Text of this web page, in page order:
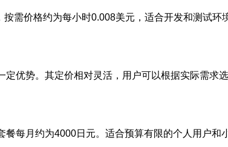
需价格约为每小时0.008美元，适合开发和测试
优势。其定价相对灵活，用户可以根据实际需求
每月约为4000日元。适合预算有限的个人用户和